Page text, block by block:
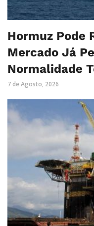
Hormuz Pode
Mercado Já
Normalidade
7 de Agosto, 2026